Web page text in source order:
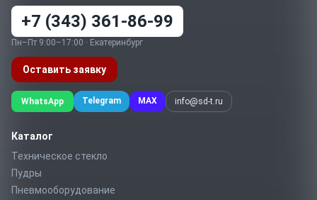
+7 (343) 361-86-99
Пн–Пт 9:00–17:00 · Екатеринбург
Оставить заявку
WhatsApp Telegram MAX info@sd-t.ru
Каталог
Техническое стекло
Пудры
Пневмооборудование